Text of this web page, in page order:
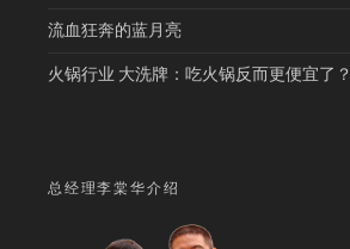
流血狂奔的蓝月亮
火锅行业 大洗牌：吃火锅反而更便宜了？
总经理李棠华介绍